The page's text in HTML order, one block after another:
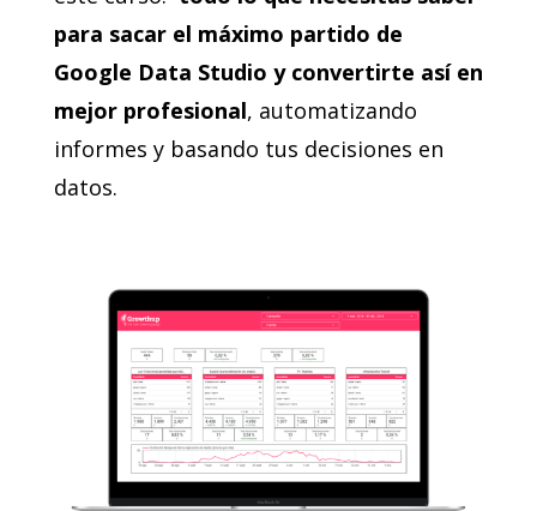
para sacar el máximo partido de
Google Data Studio y convertirte así en
mejor profesional, automatizando
informes y basando tus decisiones en
datos.